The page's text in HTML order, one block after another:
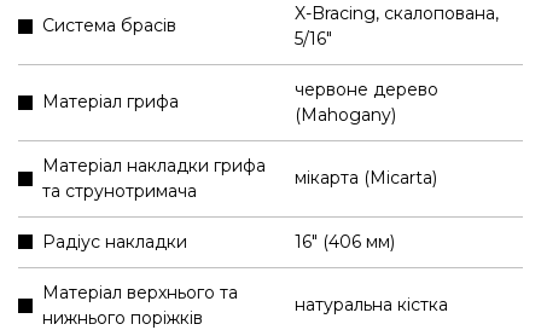
Система брасів
X-Bracing, скалопована,
5/16"
Матеріал грифа
червоне дерево
(Mahogany)
Матеріал накладки грифа
та струнотримача
мікарта (Micarta)
Радіус накладки 16" (406 мм)
Матеріал верхнього та
нижнього поріжків
натуральна кістка